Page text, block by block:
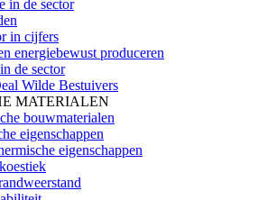
in de sector
in cijfers
energiebewust produceren
de sector
Wilde Bestuivers
MATERIALEN
bouwmaterialen
eigenschappen
eigenschappen